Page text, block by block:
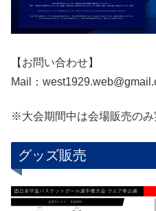
【お問い合わせ】
Mail：
※大会期間中は会場販売のみ
グッズ販売